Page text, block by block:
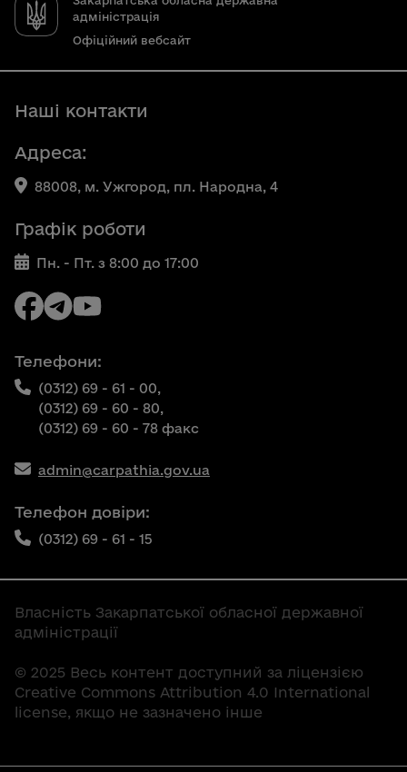
адміністрація
Офіційний вебсайт
Наші контакти
Адреса:
88008, м. Ужгород, пл. Народна, 4
Графік роботи
Пн. - Пт. з 8:00 до 17:00
Телефони:
(0312) 69 - 61 - 00,
(0312) 69 - 60 - 80,
(0312) 69 - 60 - 78 факс
admin@carpathia.gov.ua
Телефон довіри:
(0312) 69 - 61 - 15
Власність Закарпатської обласної державної
адміністрації
© 2025 Весь контент доступний за ліцензією
Creative Commons Attribution 4.0 International
license, якщо не зазначено інше